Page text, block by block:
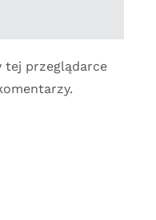
tej przeglądarce